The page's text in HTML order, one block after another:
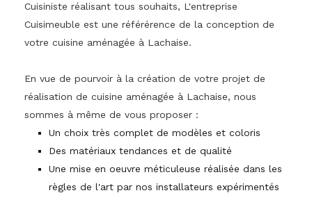
Cuisiniste réalisant tous souhaits, L'entreprise
Cuisimeuble est une référérence de la conception de
votre cuisine aménagée à Lachaise.
En vue de pourvoir à la création de votre projet de
réalisation de cuisine aménagée à Lachaise, nous
sommes à même de vous proposer :
Un choix très complet de modèles et coloris
Des matériaux tendances et de qualité
Une mise en oeuvre méticuleuse réalisée dans les
règles de l'art par nos installateurs expérimentés